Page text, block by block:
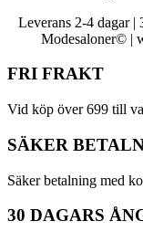
Leverans 2-4 dagar
Modesaloner© |
FRI FRAKT
Vid köp över 699 till
SÄKER
Säker betalning med
30 DAGARS